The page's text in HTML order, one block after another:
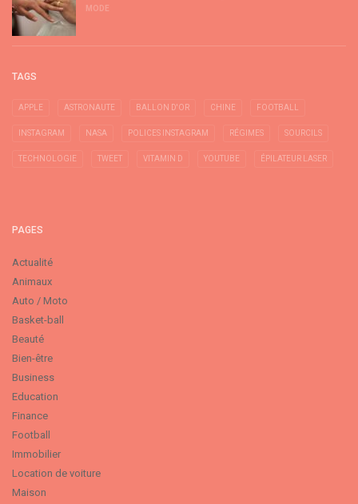
MODE
TAGS
APPLE ASTRONAUTE BALLON D'OR CHINE FOOTBALL
INSTAGRAM NASA POLICES INSTAGRAM RÉGIMES SOURCILS
TECHNOLOGIE TWEET VITAMIN D YOUTUBE ÉPILATEUR LASER
PAGES
Actualité
Animaux
Auto / Moto
Basket-ball
Beauté
Bien-être
Business
Education
Finance
Football
Immobilier
Location de voiture
Maison